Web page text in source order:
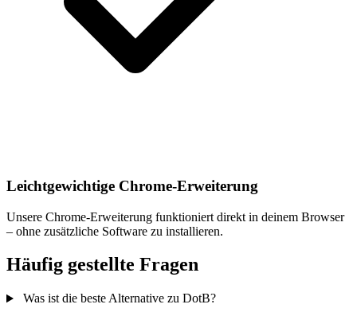
Leichtgewichtige Chrome-Erweiterung
Unsere Chrome-Erweiterung funktioniert direkt in deinem Browser
– ohne zusätzliche Software zu installieren.
Häufig gestellte Fragen
Was ist die beste Alternative zu DotB?